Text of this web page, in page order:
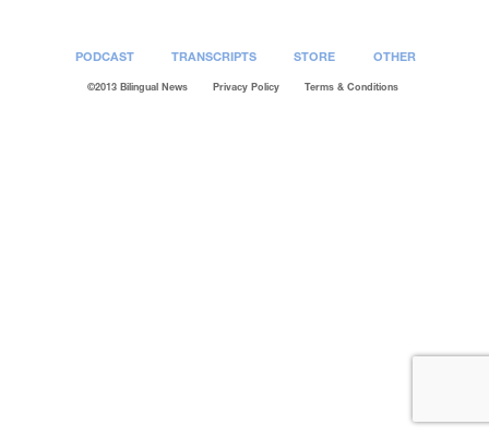
PODCAST TRANSCRIPTS STORE OTHER
©2013 Bilingual News Privacy Policy Terms & Conditions